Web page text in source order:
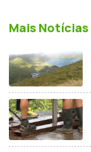
Mais Notícias